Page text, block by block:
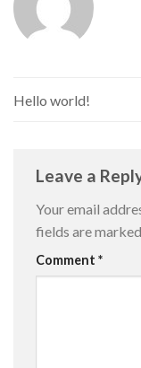
Hello world!
Leave a
Your email
fields are marked
Comment *